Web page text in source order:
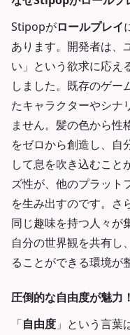
Stipopがロールプレイ
あります。開発者は、
い」という欲求に応え
しました。既存のゲー
たキャラクターやシナ
ません。髪の色から性
をゼロから創造し、自
して息を吹き込むこと
ズ性が、他のプラット
を生み出すのです。さ
同じ趣味を持つ人々が
自分の世界観を共有し
ることができる環境が
圧倒的な自由度が魅力
「自由度 」という言